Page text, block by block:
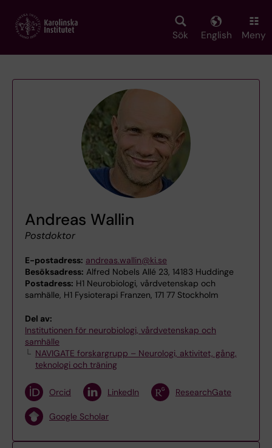
main
Sök English Meny
Andreas Wallin
Postdoktor
E-postadress: andreas.wallin@ki.se
Besöksadress: Alfred Nobels Allé 23, 14183 Huddinge
Postadress: H1 Neurobiologi, vårdvetenskap och
samhälle, H1 Fysioterapi Franzen, 171 77 Stockholm
Del av:
Institutionen för neurobiologi, vårdvetenskap och
samhälle
NAVIGATE forskargrupp – Neurologi, aktivitet, gång,
teknologi och träning
Orcid LinkedIn ResearchGate
Google Scholar